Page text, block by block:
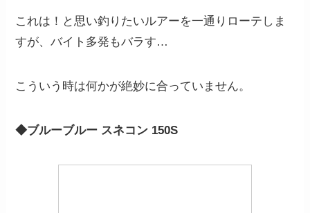
これは！と思い釣りたいルアーを一通りローテしま
すが、バイト多発もバラす…
こういう時は何かが絶妙に合っていません。
◆ブルーブルー スネコン 150S